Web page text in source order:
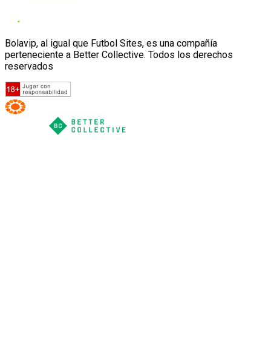
Bolavip, al igual que Futbol Sites, es una compañía
perteneciente a Better Collective. Todos los derechos
reservados